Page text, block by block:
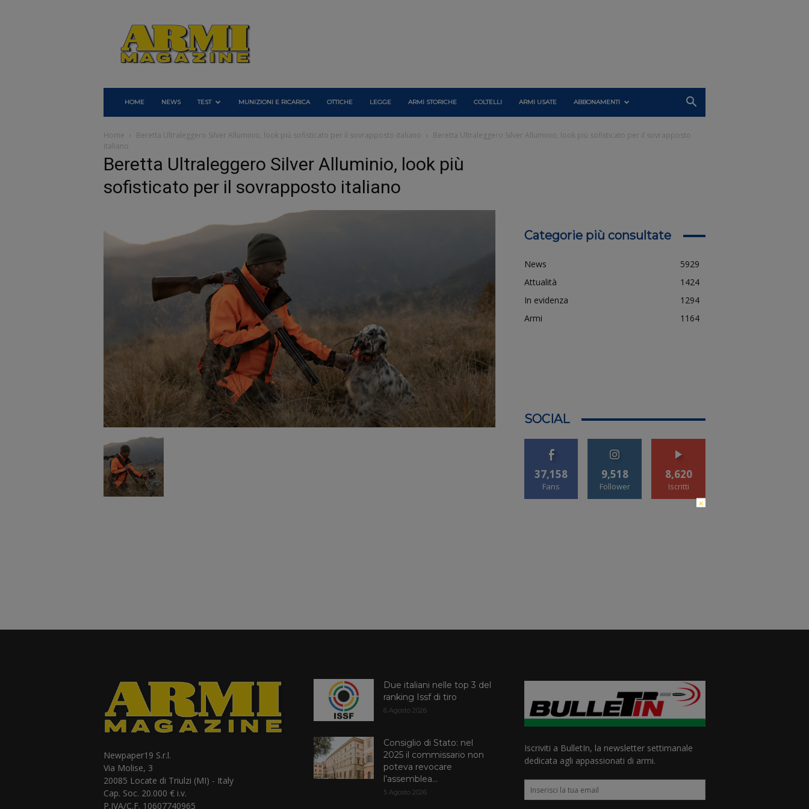
Armi
Magazine
HOME NEWS TEST MUNIZIONI E RICARICA OTTICHE LEGGE ARMI STORICHE COLTELLI ARMI USATE ABBONAMENTI
Home Beretta Ultraleggero Silver Alluminio, look più sofisticato per il sovrapposto italiano
Beretta Ultraleggero Silver Alluminio, look più sofisticato per il sovrapposto
italiano
Beretta Ultraleggero Silver Alluminio, look più
sofisticato per il sovrapposto italiano
Categorie più consultate
News
5929
Attualità
1424
In evidenza
1294
Armi
1164
SOCIAL
37,158
Fans
9,518
Follower
8,620
Iscritti
Newpaper19 S.r.l.
Via Molise, 3
20085 Locate di Triulzi (MI) - Italy
Cap. Soc. 20.000 € i.v.
P.IVA/C.F. 10607740965
Due italiani nelle top 3 del
ranking Issf di tiro
6 Agosto 2026
Consiglio di Stato: nel
2025 il commissario non
poteva revocare
l’assemblea...
5 Agosto 2026
Iscriviti a BulletIn, la newsletter settimanale
dedicata agli appassionati di armi.
×